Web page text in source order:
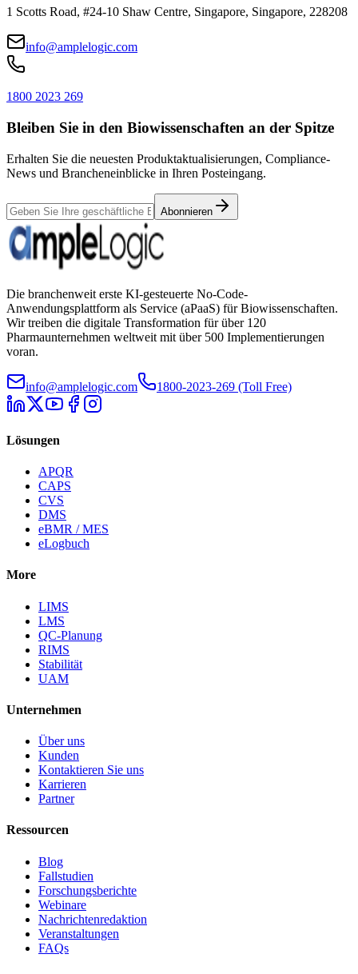
1 Scotts Road, #24-10 Shaw Centre, Singapore, Singapore, 228208
info@amplelogic.com
1800 2023 269
Bleiben Sie in den Biowissenschaften an der Spitze
Erhalten Sie die neuesten Produktaktualisierungen, Compliance-
News und Brancheneinblicke in Ihren Posteingang.
Abonnieren
Die branchenweit erste KI-gesteuerte No-Code-
Anwendungsplattform als Service (aPaaS) für Biowissenschaften.
Wir treiben die digitale Transformation für über 120
Pharmaunternehmen weltweit mit über 500 Implementierungen
voran.
info@amplelogic.com 1800-2023-269 (Toll Free)
Lösungen
APQR
CAPS
CVS
DMS
eBMR / MES
eLogbuch
More
LIMS
LMS
QC-Planung
RIMS
Stabilität
UAM
Unternehmen
Über uns
Kunden
Kontaktieren Sie uns
Karrieren
Partner
Ressourcen
Blog
Fallstudien
Forschungsberichte
Webinare
Nachrichtenredaktion
Veranstaltungen
FAQs